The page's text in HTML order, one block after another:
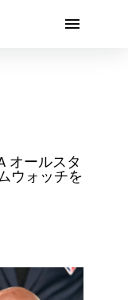
オールスタ
ウォッチを